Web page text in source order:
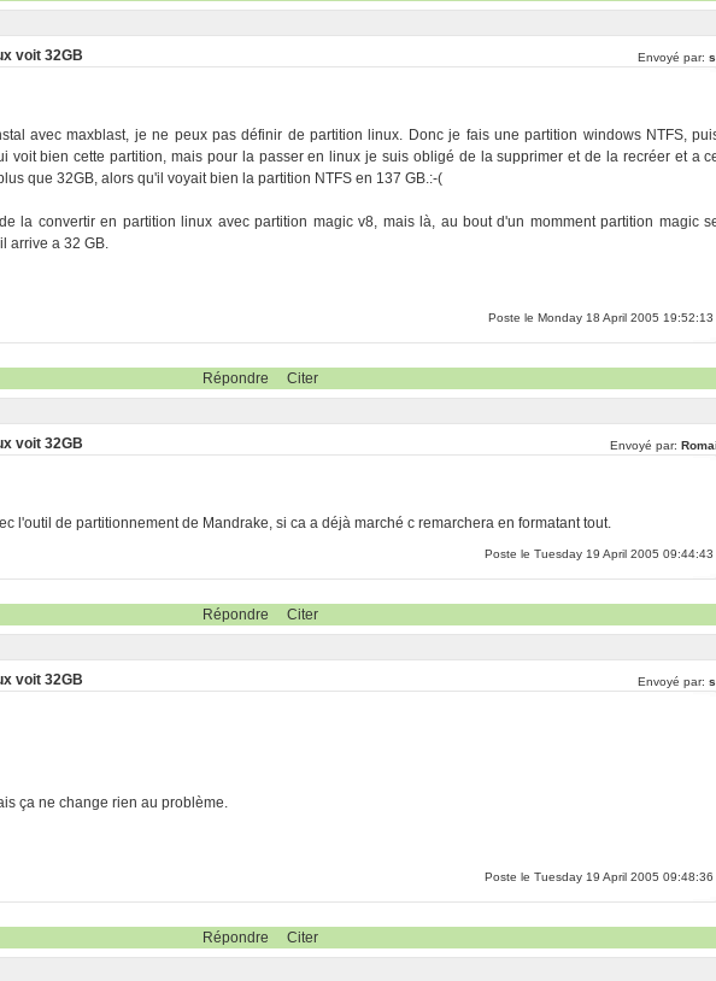
voit 32GB Envoyé par:
avec maxblast, je ne peux pas définir de partition linux. Donc je fais une partition windows NTFS,
voit bien cette partition, mais pour la passer en linux je suis obligé de la supprimer et de la recréer et a
que 32GB, alors qu'il voyait bien la partition NTFS en 137 GB.:-(
la convertir en partition linux avec partition magic v8, mais là, au bout d'un momment partition magic
arrive a 32 GB.
Poste le Monday 18 April 2005 19:52:13
Répondre Citer
voit 32GB Envoyé par:
l'outil de partitionnement de Mandrake, si ca a déjà marché c remarchera en formatant tout.
Poste le Tuesday 19 April 2005 09:44:43
Répondre Citer
voit 32GB Envoyé par:
ça ne change rien au problème.
Poste le Tuesday 19 April 2005 09:48:36
Répondre Citer